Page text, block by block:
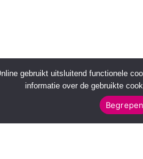
gebruikt uitsluitend functionele
informatie over de gebruikte
Begrepen